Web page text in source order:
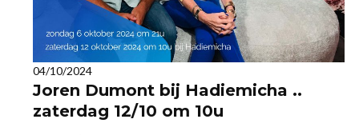
04/10/2024
Joren Dumont bij Hadiemicha ..
zaterdag 12/10 om 10u